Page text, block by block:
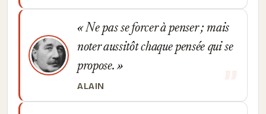
Ne pas se forcer à penser ; mais
noter aussitôt chaque pensée qui se
propose.
ALAIN